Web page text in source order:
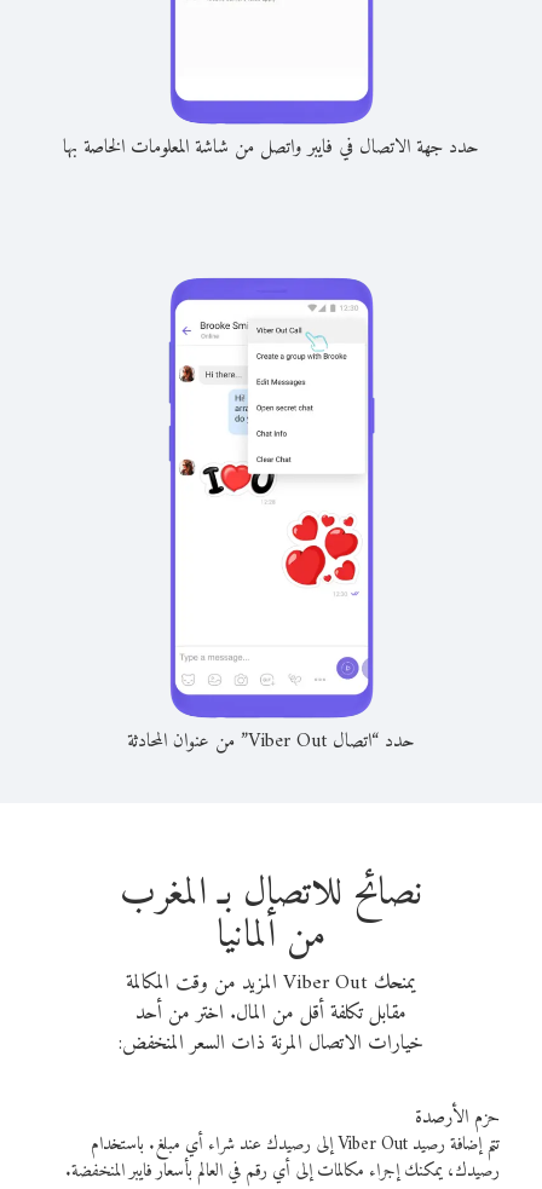
حدد جهة الاتصال في فايبر واتصل من شاشة المعلومات الخاصة بها
حدد “اتصال Viber Out” من عنوان المحادثة
نصائح للاتصال بـ المغرب
من ألمانيا
يمنحك Viber Out المزيد من وقت المكالمة
مقابل تكلفة أقل من المال. اختر من أحد
خيارات الاتصال المرنة ذات السعر المنخفض:
حزم الأرصدة
تتم إضافة رصيد Viber Out إلى رصيدك عند شراء أي مبلغ. باستخدام
رصيدك، يمكنك إجراء مكالمات إلى أي رقم في العالم بأسعار فايبر المنخفضة.